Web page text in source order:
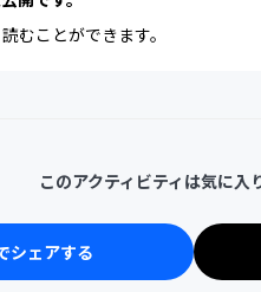
むことができます。
このアクティビティは気に入
シェアする